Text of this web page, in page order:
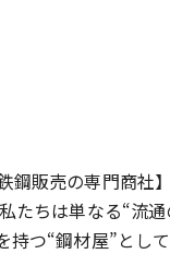
鋼販売の専門商
たちは単なる“流
持つ“鋼材屋”とし